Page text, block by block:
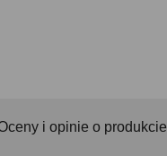
i opinie o produkcie